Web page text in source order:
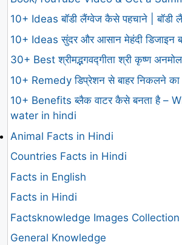
10+ Ideas बॉडी लैंग्वेज कैसे पहचाने | बॉडी
10+ Ideas सुंदर और आसान मेहंदी डिजाइन
30+ Best श्रीमद्भगवद्गीता श्री कृष्ण
10+ Remedy डिप्रेशन से बाहर निकलने का
10+ Benefits ब्लैक वाटर कैसे बनता है –
water in hindi
Animal Facts in Hindi
Countries Facts in Hindi
Facts in English
Facts in Hindi
Factsknowledge Images Collection
General Knowledge